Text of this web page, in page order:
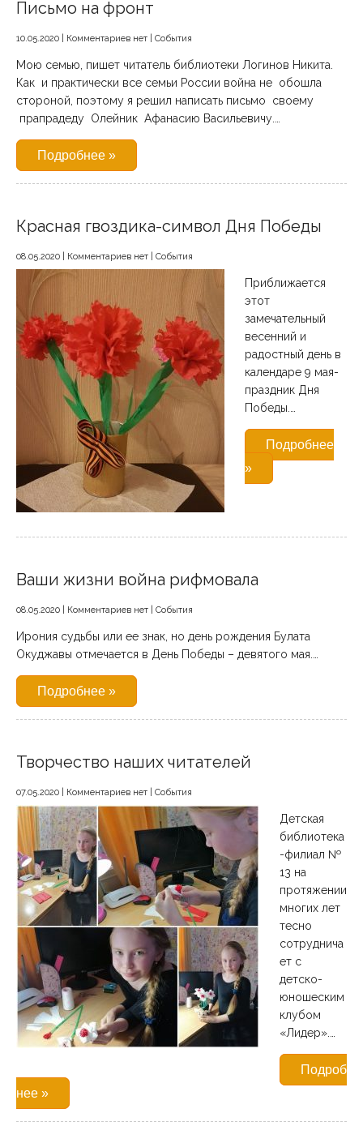
Письмо на фронт
10.05.2020 Комментариев нет События
Мою семью, пишет читатель библиотеки Логинов Никита.
Как и практически все семьи России война не обошла
стороной, поэтому я решил написать письмо своему
прапрадеду Олейник Афанасию Васильевичу.…
Подробнее »
Красная гвоздика-символ Дня Победы
08.05.2020 Комментариев нет События
Приближается
этот
замечательный
весенний и
радостный день в
календаре 9 мая-
праздник Дня
Победы.…
Подробнее
»
Ваши жизни война рифмовала
08.05.2020 Комментариев нет События
Ирония судьбы или ее знак, но день рождения Булата
Окуджавы отмечается в День Победы – девятого мая.…
Подробнее »
Творчество наших читателей
07.05.2020 Комментариев нет События
Детская
библиотека
-филиал №
13 на
протяжении
многих лет
тесно
сотруднича
ет с
детско-
юношеским
клубом
«Лидер».…
Подроб
нее »